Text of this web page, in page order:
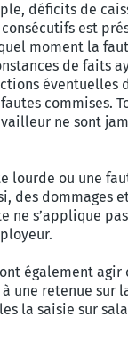
déficits de
est
moment la
de faits
éventuelles
commises.
ne sont
ou une
des
s’applique
également
une retenue
la saisie sur